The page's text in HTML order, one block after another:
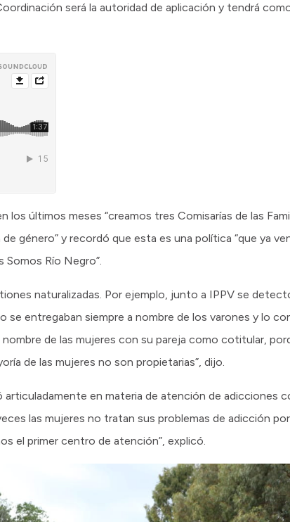
será la autoridad de aplicación y tendrá
los últimos meses “creamos tres Comisarías de las
género” y recordó que esta es una política “que ya
Río Negro”.
naturalizadas. Por ejemplo, junto a IPPV se
se entregaban siempre a nombre de los varones y lo
de las mujeres con su pareja como cotitular,
de las mujeres no son propietarias”, dijo.
en materia de atención de adicciones
las mujeres no tratan sus problemas de adicción
el primer centro de atención”, explicó.